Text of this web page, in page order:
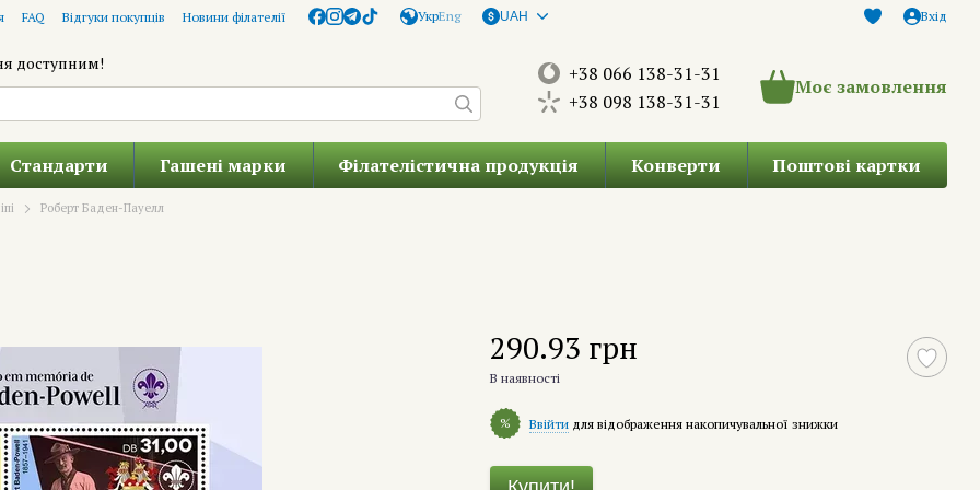
FAQ Відгуки покупців Новини філателії УкрEng UAH Вхід
доступним!
+38 066 138-31-31
+38 098 138-31-31
Моє замовлення
Стандарти Гашені марки Філателістична продукція Конверти Поштові картки
Роберт Баден-Пауелл
290.93 грн
В наявності
% Ввійти для відображення накопичувальної знижки